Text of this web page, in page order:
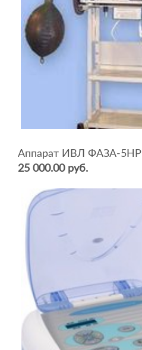
Аппарат ИВЛ ФАЗА-5НР
25 000.00 руб.